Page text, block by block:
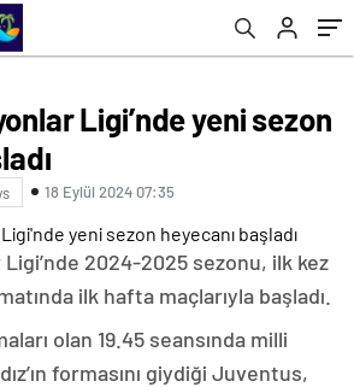
Ligi’nde yeni sezon
18 Eylül 2024 07:35
2024-2025 sezonu, ilk kez
ilk hafta maçlarıyla başladı.
olan 19.45 seansında milli
formasını giydiği Juventus,